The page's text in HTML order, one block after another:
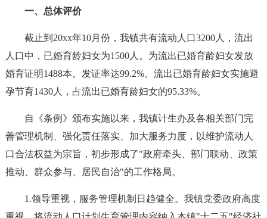
一、总体评价
截止到20xx年10月份，我镇共有流动人口3200人，流出
人口中，已婚育龄妇女为1500人。为流出已婚育龄妇女发放
婚育证明1488本。发证率达99.2%。流出已婚育龄妇女实施避
孕节育1430人，占流出已婚育龄妇女的95.33%。
自《条例》颁布实施以来，我镇计生办及各相关部门完
善管理机制、强化责任落实、加大服务力度，以维护流动人
口合法权益为宗旨，初步形成了"政府牵头、部门联动、政策
推动、群众参与、居民自治"的工作格局。
1.领导重视，服务管理机制日趋健全。我镇党委政府高度